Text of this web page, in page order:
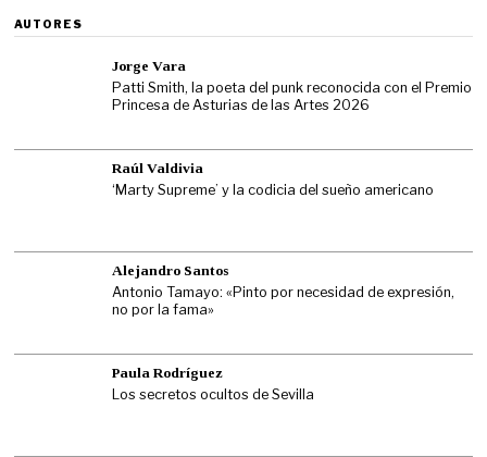
AUTORES
Jorge Vara
Patti Smith, la poeta del punk reconocida con el Premio
Princesa de Asturias de las Artes 2026
Raúl Valdivia
‘Marty Supreme’ y la codicia del sueño americano
Alejandro Santos
Antonio Tamayo: «Pinto por necesidad de expresión,
no por la fama»
Paula Rodríguez
Los secretos ocultos de Sevilla